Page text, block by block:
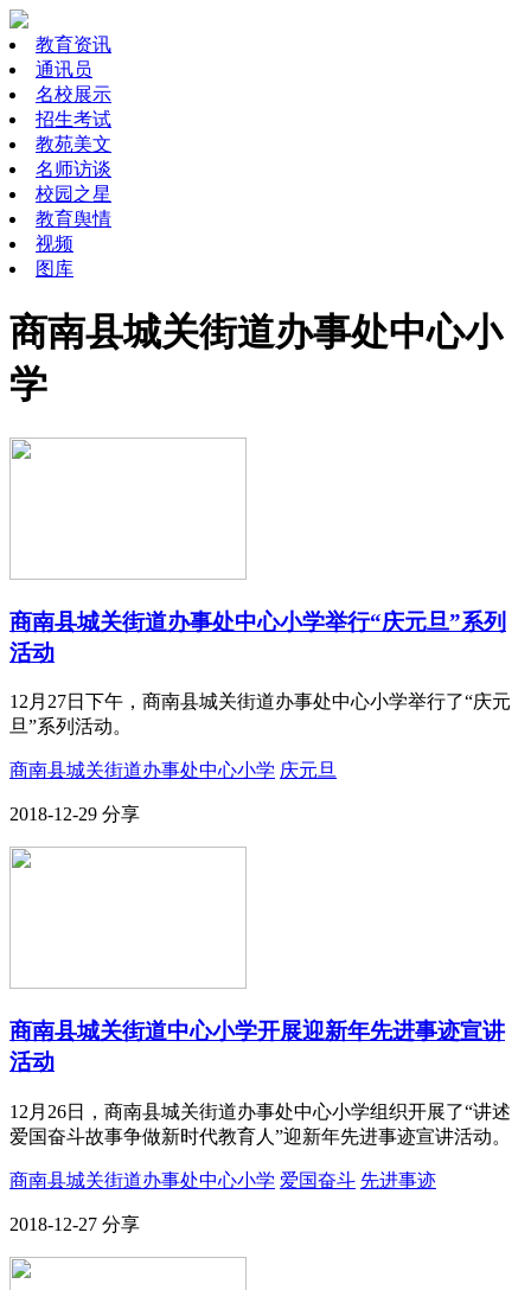
教育资讯
通讯员
名校展示
招生考试
教苑美文
名师访谈
校园之星
教育舆情
视频
图库
商南县城关街道办事处中心小
学
商南县城关街道办事处中心小学举行“庆元旦”系列
活动
12月27日下午，商南县城关街道办事处中心小学举行了“庆元
旦”系列活动。
商南县城关街道办事处中心小学 庆元旦
2018-12-29 分享
商南县城关街道中心小学开展迎新年先进事迹宣讲
活动
12月26日，商南县城关街道办事处中心小学组织开展了“讲述
爱国奋斗故事争做新时代教育人”迎新年先进事迹宣讲活动。
商南县城关街道办事处中心小学 爱国奋斗 先进事迹
2018-12-27 分享